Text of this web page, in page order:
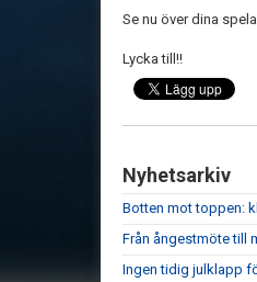
Se nu över dina
Lycka till!!
Nyhetsarkiv
Botten mot toppen:
Från ångestmöte till
Ingen tidig julklapp